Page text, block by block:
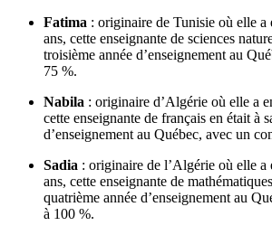
Fatima : originaire de Tunisie où elle a
ans, cette enseignante de sciences
troisième année d’enseignement au
75 %.
Nabila : originaire d’Algérie où elle a
cette enseignante de français en était à
d’enseignement au Québec, avec un
Sadia : originaire de l’Algérie où elle a
ans, cette enseignante de
quatrième année d’enseignement au
à 100 %.